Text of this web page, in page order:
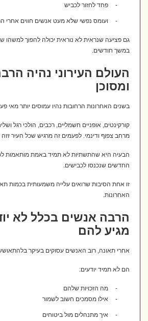
פחד לחזור לכביש
ועומס נפשי שלא מעט אנשים חווים אחרי
גם פציעה שנראית לא נוראית יכולה להפוך למשהו
במשך חודשים.
העולם העירוני נהיה
ומסוכן
בשנים האחרונות הרחובות נהיו עמוסים יותר מאי פעם.
קורקינטים, אופניים חשמליים, רכבים, הולכי רגל
מרחב צפוף ודינמי. לפעמים זה מרגיש שכל העיר זזה
הבעיה היא שהתשתיות לא תמיד באמת מותאמות
החדשים שנכנסו לכבישים.
זו אחת הסיבות שרואים עלייה משמעותית בכמות
האחרונות.
הרבה אנשים בכלל לא
מגיע להם
אחרי תאונה, רוב האנשים עסוקים בעיקר בלהתאושש
הם לא תמיד יודעים:
מה הזכויות שלהם
אילו מסמכים חשוב לשמור
איך מתנהלים מול ביטוחים